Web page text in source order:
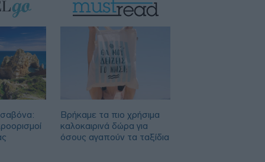
Βρήκαμε τα πιο χρήσιμα
καλοκαιρινά δώρα για
όσους αγαπούν τα ταξίδια